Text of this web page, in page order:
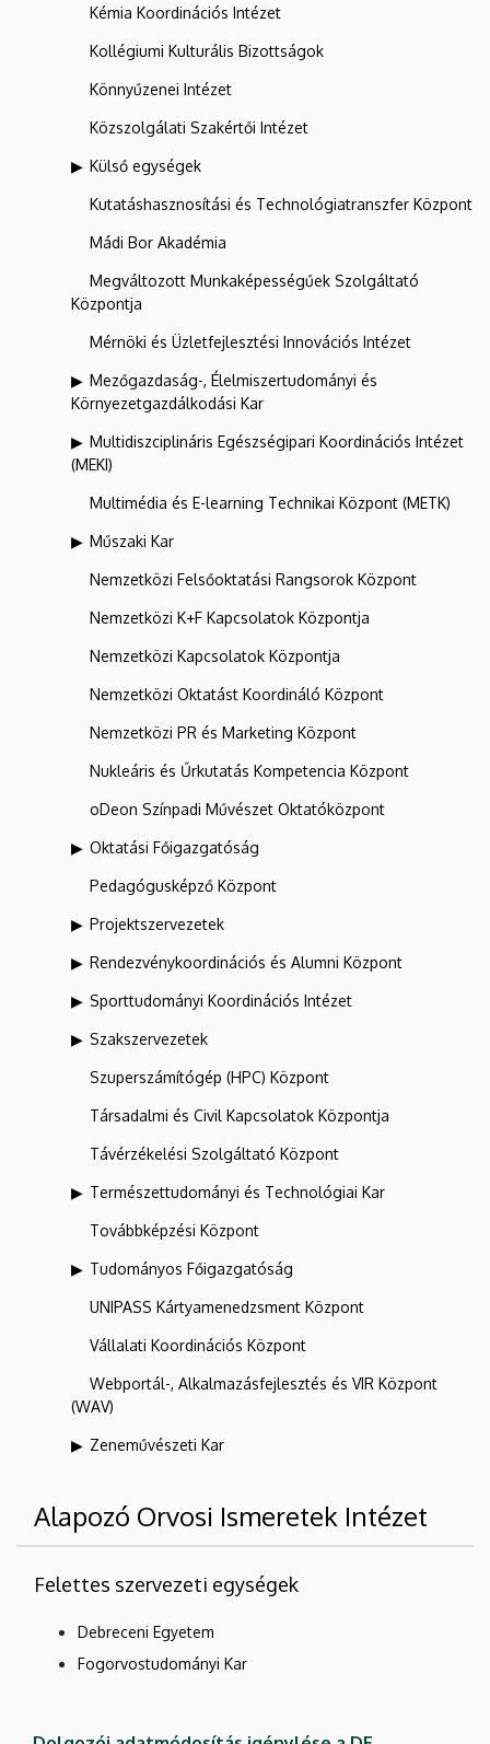
Kémia Koordinációs Intézet
Kollégiumi Kulturális Bizottságok
Könnyűzenei Intézet
Közszolgálati Szakértői Intézet
Külső egységek
Kutatáshasznosítási és Technológiatranszfer Központ
Mádi Bor Akadémia
Megváltozott Munkaképességűek Szolgáltató
Központja
Mérnöki és Üzletfejlesztési Innovációs Intézet
Mezőgazdaság-, Élelmiszertudományi és
Környezetgazdálkodási Kar
Multidiszciplináris Egészségipari Koordinációs Intézet
(MEKI)
Multimédia és E-learning Technikai Központ (METK)
Műszaki Kar
Nemzetközi Felsőoktatási Rangsorok Központ
Nemzetközi K+F Kapcsolatok Központja
Nemzetközi Kapcsolatok Központja
Nemzetközi Oktatást Koordináló Központ
Nemzetközi PR és Marketing Központ
Nukleáris és Űrkutatás Kompetencia Központ
oDeon Színpadi Művészet Oktatóközpont
Oktatási Főigazgatóság
Pedagógusképző Központ
Projektszervezetek
Rendezvénykoordinációs és Alumni Központ
Sporttudományi Koordinációs Intézet
Szakszervezetek
Szuperszámítógép (HPC) Központ
Társadalmi és Civil Kapcsolatok Központja
Távérzékelési Szolgáltató Központ
Természettudományi és Technológiai Kar
Továbbképzési Központ
Tudományos Főigazgatóság
UNIPASS Kártyamenedzsment Központ
Vállalati Koordinációs Központ
Webportál-, Alkalmazásfejlesztés és VIR Központ
(WAV)
Zeneművészeti Kar
Alapozó Orvosi Ismeretek Intézet
Felettes szervezeti egységek
Debreceni Egyetem
Fogorvostudományi Kar